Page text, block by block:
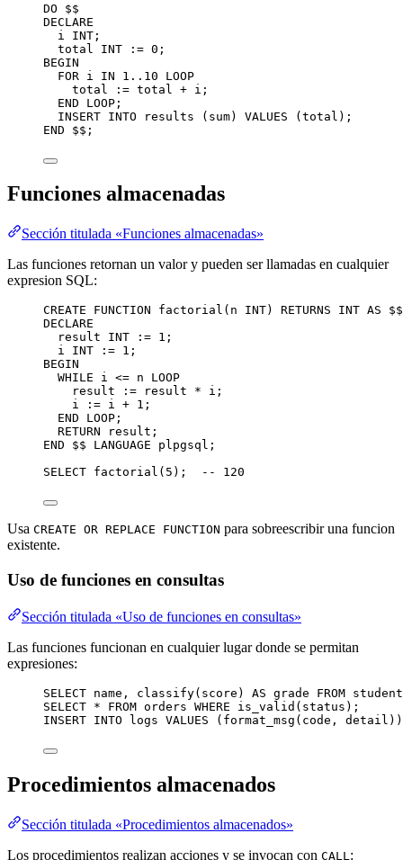
DO $$
DECLARE
i INT ;
total INT : = 0 ;
BEGIN
FOR i IN 1 .. 10
LOOP
total : = total + i;
END
LOOP ;
INSERT INTO results (sum) VALUES (total);
END $$;
Funciones almacenadas
Sección titulada «Funciones almacenadas»
Las funciones retornan un valor y pueden ser llamadas en cualquier
expresion SQL:
CREATE FUNCTION factorial (n INT) RETURNS INT AS $$
DECLARE
result INT : = 1 ;
i INT : = 1 ;
BEGIN
WHILE i <= n LOOP
result : = result * i;
i : = i + 1 ;
END
LOOP ;
RETURN result;
END $$ LANGUAGE plpgsql;
SELECT factorial( 5 ); -- 120
Usa CREATE OR REPLACE FUNCTION para sobreescribir una funcion
existente.
Uso de funciones en consultas
Sección titulada «Uso de funciones en consultas»
Las funciones funcionan en cualquier lugar donde se permitan
expresiones:
SELECT name , classify(score) AS grade FROM
SELECT * FROM orders WHERE is_valid( status );
INSERT INTO logs VALUES (format_msg(code,
Procedimientos almacenados
Sección titulada «Procedimientos almacenados»
Los procedimientos realizan acciones y se invocan con CALL :